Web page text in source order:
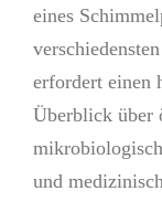
eines
erfordert einen
Überblick über
und